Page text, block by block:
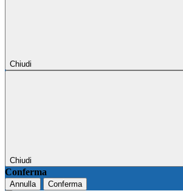
Chiudi
Chiudi
Conferma
Annulla Conferma